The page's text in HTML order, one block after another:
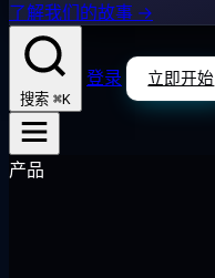
了解我们的故事 →
搜索 ⌘K
登录 立即开始
产品